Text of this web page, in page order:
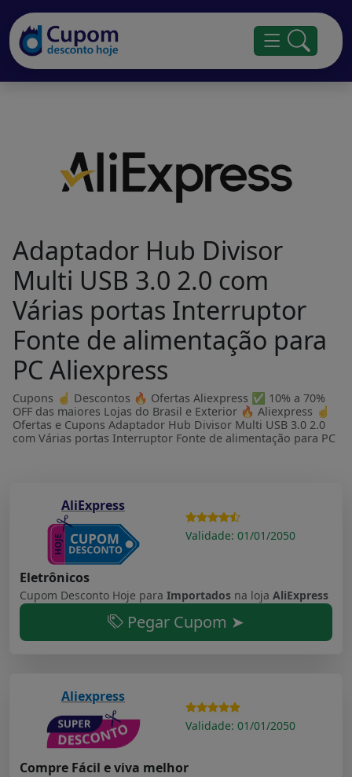
Adaptador Hub Divisor
Multi USB 3.0 2.0 com
Várias portas Interruptor
Fonte de alimentação para
PC Aliexpress
Cupons ☝ Descontos 🔥 Ofertas Aliexpress ✅ 10% a 70%
OFF das maiores Lojas do Brasil e Exterior 🔥 Aliexpress ☝
Ofertas e Cupons Adaptador Hub Divisor Multi USB 3.0 2.0
com Várias portas Interruptor Fonte de alimentação para PC
AliExpress
Validade: 01/01/2050
Eletrônicos
Cupom Desconto Hoje para Importados na loja AliExpress
Pegar Cupom ➤
Aliexpress
Validade: 01/01/2050
Compre Fácil e viva melhor